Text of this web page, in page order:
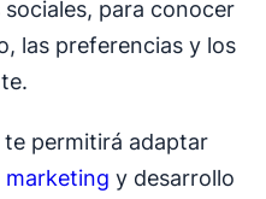
para conocer
las preferencias y los
permitirá adaptar
marketing y desarrollo